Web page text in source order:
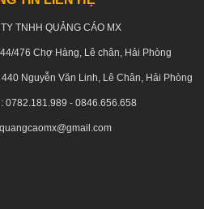
TNHH QUẢNG CÁO MX
476 Chợ Hàng, Lê chân, Hải Phòng
Nguyễn Văn Linh, Lê Chân, Hải Phòng
0782.181.989 - 0846.656.658